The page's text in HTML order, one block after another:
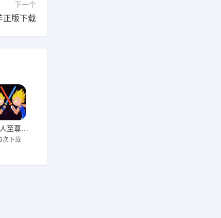
下一个
正版下载
火柴人至尊战士下载
次下载